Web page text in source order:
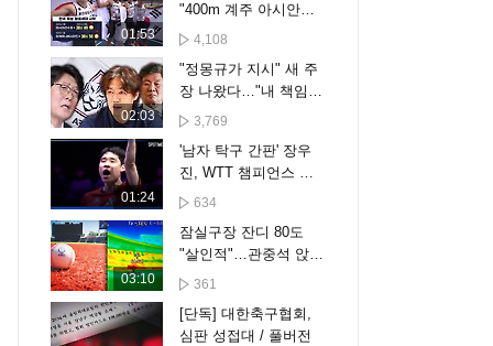
01:53
"400m 계주 아시안게
임 첫 금 도전"
4,108
02:03
"정몽규가 지시" 새 주
장 나왔다…"내 책임
아니야" 결국
3,769
01:24
'남자 탁구 간판' 장우
진, WTT 챔피언스 요
코하마 16강 진출 [스
634
03:10
잠실구장 잔디 80도
"살인적"…관중석 앉으
니 땀이 줄줄
361
[단독] 대한축구협회,
심판 성접대 / 풀버전